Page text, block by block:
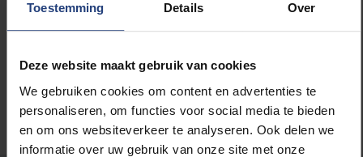
Toestemming Details Over
Deze website maakt gebruik van cookies
We gebruiken cookies om content en advertenties te
personaliseren, om functies voor social media te bieden
en om ons websiteverkeer te analyseren. Ook delen we
informatie over uw gebruik van onze site met onze
Mag Facebook ons gezicht herkennen?